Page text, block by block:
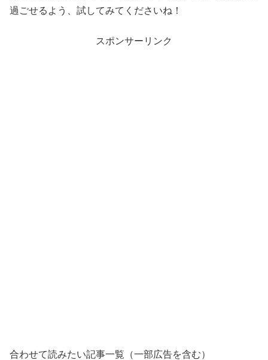
過ごせるよう、試してみてくださいね！
スポンサーリンク
合わせて読みたい記事一覧（一部広告を含む）